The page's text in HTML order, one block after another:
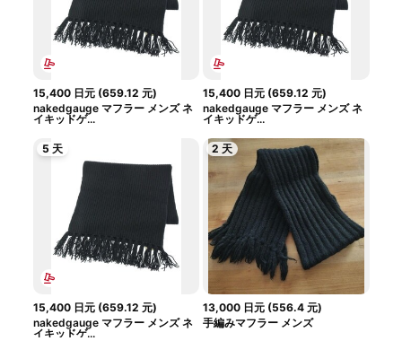
15,400 日元(659.12 元)
nakedgauge マフラー メンズ ネ
イキッドゲ...
15,400 日元 (659.12 元)
nakedgauge マフラー メンズ ネ
イキッドゲ...
5 天
15,400 日元(659.12 元)
nakedgauge マフラー メンズ ネ
イキッドゲ...
2 天
13,000 日元 (556.4 元)
手編みマフラー メンズ